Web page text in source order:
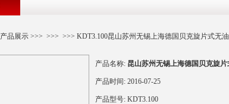
产品展示>>> >>> >>> KDT3.100昆山苏州无锡上海德国贝克旋片式无
产品名称: 昆山苏州无锡上海德国贝克旋
产品时间: 2016-07-25
产品型号: KDT3.100